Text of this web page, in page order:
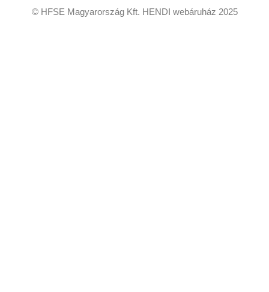
© HFSE Magyarország Kft. HENDI webáruház 2025